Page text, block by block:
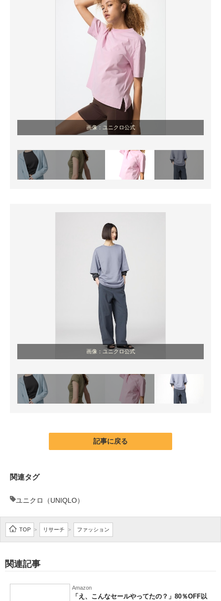
画像：ユニクロ公式
画像：ユニクロ公式
記事に戻る
関連タグ
ユニクロ（UNIQLO）
TOP > リサーチ > ファッション
関連記事
Amazon
「え、こんなセールやってたの？」80％OFF以